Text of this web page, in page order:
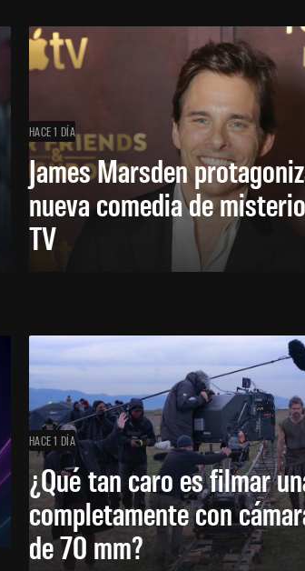
HACE 1 DÍA
James Marsden
nueva comedia de
TV
HACE 1 DÍA
¿Qué tan caro es filmar
completamente con
de 70 mm?